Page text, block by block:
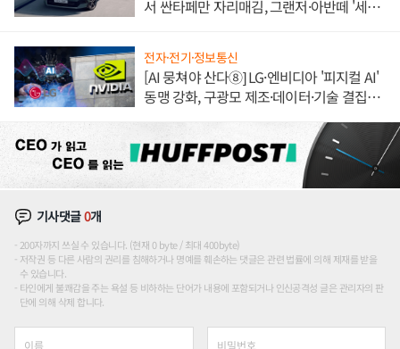
서 싼타페만 자리매김, 그랜저·아반떼 '세단
전자·전기·정보통신
[AI 뭉쳐야 산다⑧] LG·엔비디아 '피지컬 AI'
동맹 강화, 구광모 제조·데이터·기술 결집
기사댓글0개
200자까지 쓰실 수 있습니다. (현재 0 byte / 최대 400byte)
저작권 등 다른 사람의 권리를 침해하거나 명예를 훼손하는 댓글은 관련 법률에 의해 제재를 받을
수 있습니다.
타인에게 불쾌감을 주는 욕설 등 비하하는 단어가 내용에 포함되거나 인신공격성 글은 관리자의 판
단에 의해 삭제 합니다.